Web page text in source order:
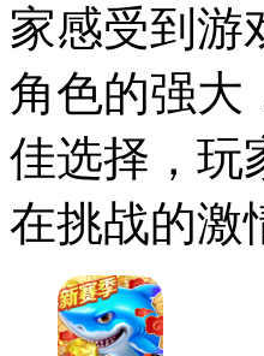
家感受到游
角色的强大
佳选择，玩
在挑战的激